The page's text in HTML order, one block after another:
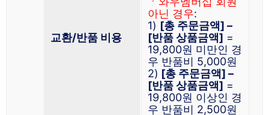
교환/반품 비용
아닌 경우:
1) [총 주문금액] –
[반품 상품금액] =
19,800원 미만인 경
우 반품비 5,000원
2) [총 주문금액] –
[반품 상품금액] =
19,800원 이상인 경
우 반품비 2,500원